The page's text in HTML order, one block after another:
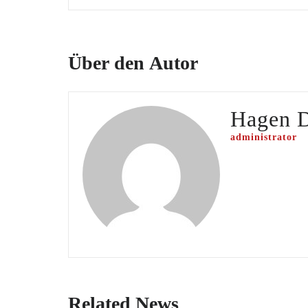
Über den Autor
Hagen
administrator
Related News